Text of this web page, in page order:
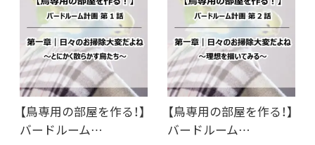
【鳥専用の部屋を作る！】
バードルーム…
【鳥専用の部屋を作る！】
バードルーム…